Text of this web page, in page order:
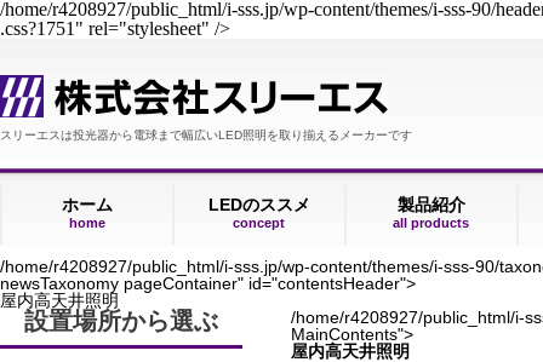
/home/r4208927/public_html/i-sss.jp/wp-content/themes/i-sss-90/
.css?1751" rel="stylesheet" />
スリーエスは投光器から電球まで幅広いLED照明を取り揃えるメーカーです
ホーム
home
LEDのススメ
concept
製品紹介
all products
/home/r4208927/public_html/i-sss.jp/wp-content/themes/i-sss-90/
newsTaxonomy pageContainer" id="contentsHeader">
屋内高天井照明
設置場所から選ぶ
/home/r4208927/public_html/i-
MainContents">
屋内高天井照明